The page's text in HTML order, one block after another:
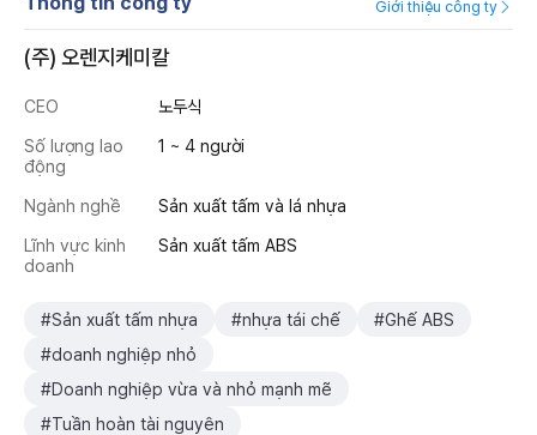
Giới thiệu công ty
(주) 오렌지케미칼
CEO
노두식
Số lượng lao
động
1 ~ 4 người
Ngành nghề
Sản xuất tấm và lá nhựa
Lĩnh vực kinh
doanh
Sản xuất tấm ABS
#Sản xuất tấm nhựa #nhựa tái chế
#Ghế ABS
#doanh nghiệp nhỏ
#Doanh nghiệp vừa và nhỏ mạnh mẽ
#Tuần hoàn tài nguyên